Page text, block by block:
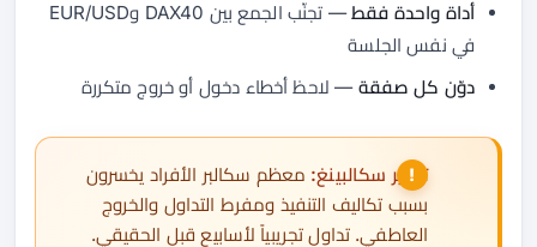
أداة واحدة فقط
— تجنّب الجمع بين DAX40 وEUR/USD
في نفس الجلسة
دوّن كل صفقة — لاحظ أخطاء دخول أو خروج متكررة
تحذير سكالبينغ: معظم سكالبر الأفراد يخسرون
بسبب تكاليف التنفيذ ومفرط التداول والخروج
العاطفي. تداول تجريبياً لأسابيع قبل الحقيقي.